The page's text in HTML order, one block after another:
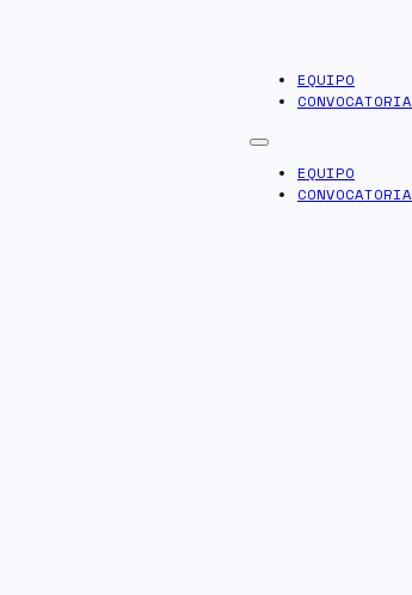
EQUIPO
CONVOCATORIA
EQUIPO
CONVOCATORIA